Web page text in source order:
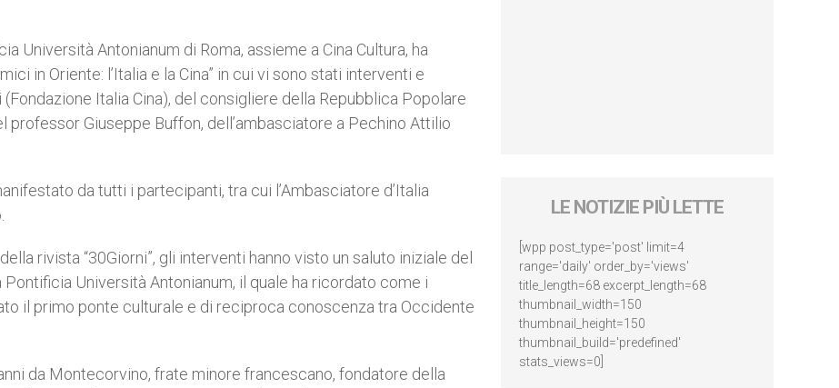
Università Antonianum di Roma, assieme a Cina Cultura, ha
in Oriente: l’Italia e la Cina” in cui vi sono stati interventi e
Italia Cina), del consigliere della Repubblica Popolare
professor Giuseppe Buffon, dell’ambasciatore a Pechino Attilio
da tutti i partecipanti, tra cui l’Ambasciatore d’Italia
rivista “30Giorni”, gli interventi hanno visto un saluto iniziale del
Università Antonianum, il quale ha ricordato come i
il primo ponte culturale e di reciproca conoscenza tra Occidente
da Montecorvino, frate minore francescano, fondatore della
LE NOTIZIE PIÙ LETTE
[wpp post_type='post' limit=4
range='daily' order_by='views'
title_length=68 excerpt_length=68
thumbnail_width=150
thumbnail_height=150
thumbnail_build='predefined'
stats_views=0]